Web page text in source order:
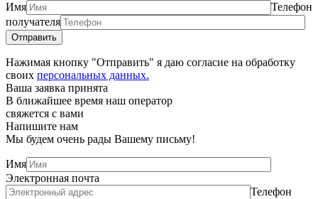
Имя
Телефон
получателя
Нажимая кнопку "Отправить" я даю согласие на обработку
своих персональных данных.
Ваша заявка принята
В ближайшее время наш оператор
свяжется с вами
Напишите нам
Мы будем очень рады Вашему письму!
Имя
Электронная почта
Телефон